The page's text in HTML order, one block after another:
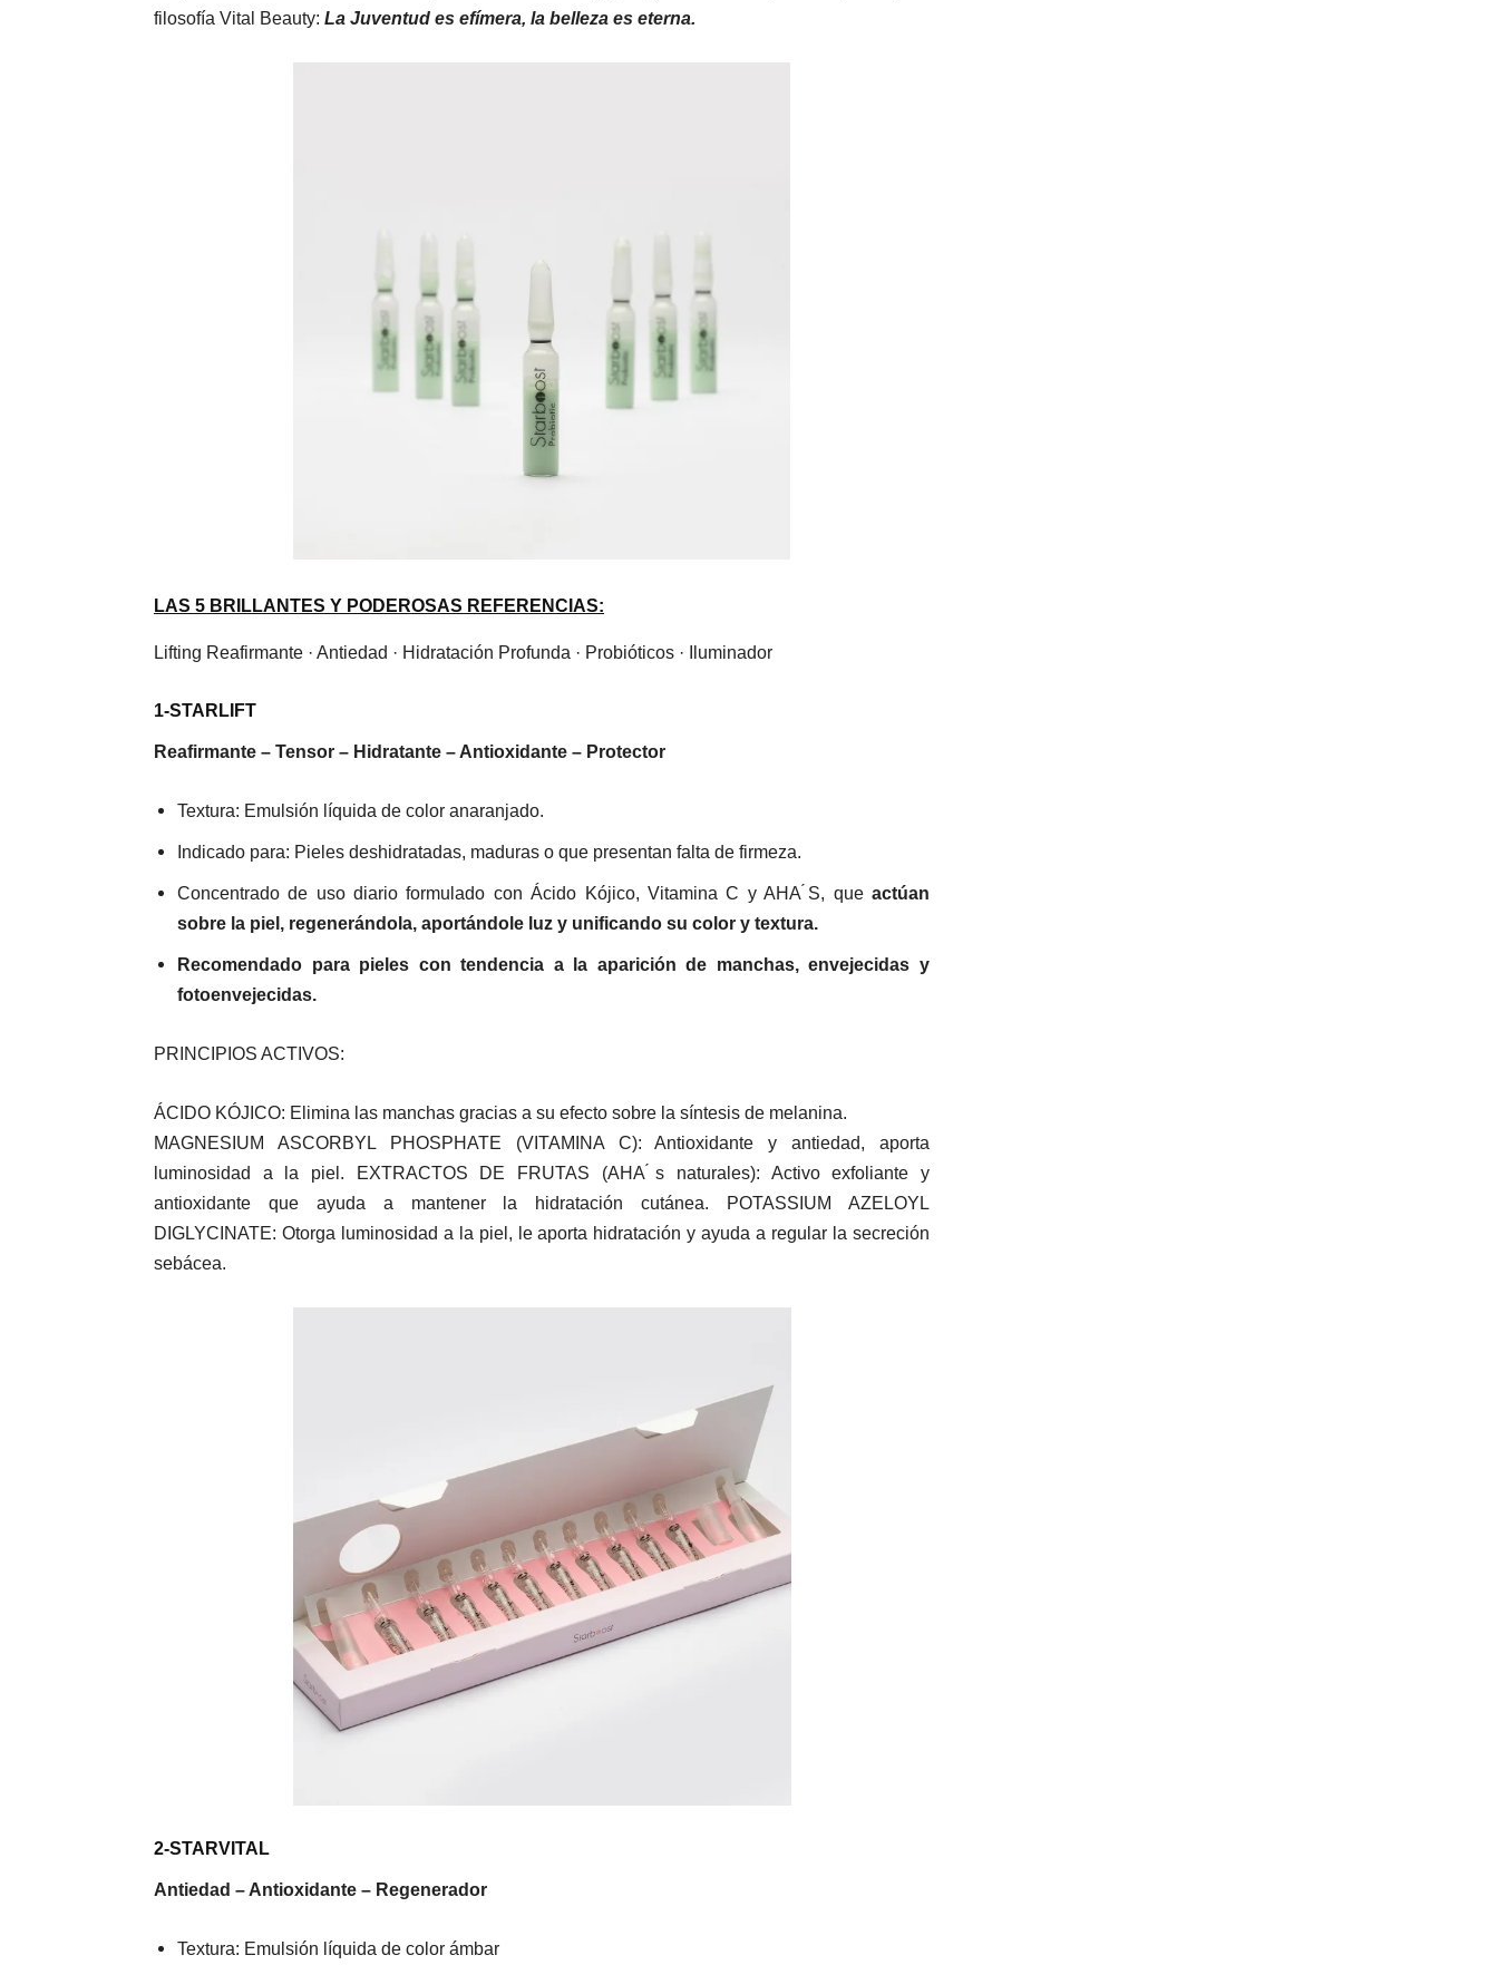
filosofía Vital Beauty: La Juventud es efímera, la belleza es eterna.
LAS 5 BRILLANTES Y PODEROSAS REFERENCIAS:
Lifting Reafirmante · Antiedad · Hidratación Profunda · Probióticos · Iluminador
1-STARLIFT
Reafirmante – Tensor – Hidratante – Antioxidante – Protector
Textura: Emulsión líquida de color anaranjado.
Indicado para: Pieles deshidratadas, maduras o que presentan falta de firmeza.
Concentrado de uso diario formulado con Ácido Kójico, Vitamina C y AHA ́S, que actúan
sobre la piel, regenerándola, aportándole luz y unificando su color y textura.
Recomendado para pieles con tendencia a la aparición de manchas, envejecidas y
fotoenvejecidas.
PRINCIPIOS ACTIVOS:
ÁCIDO KÓJICO: Elimina las manchas gracias a su efecto sobre la síntesis de melanina.
MAGNESIUM ASCORBYL PHOSPHATE (VITAMINA C): Antioxidante y antiedad, aporta
luminosidad a la piel. EXTRACTOS DE FRUTAS (AHA ́s naturales): Activo exfoliante y
antioxidante que ayuda a mantener la hidratación cutánea. POTASSIUM AZELOYL
DIGLYCINATE: Otorga luminosidad a la piel, le aporta hidratación y ayuda a regular la secreción
sebácea.
2-STARVITAL
Antiedad – Antioxidante – Regenerador
Textura: Emulsión líquida de color ámbar